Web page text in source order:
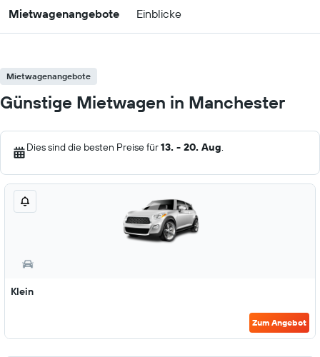
Mietwagenangebote Einblicke
Mietwagenangebote
Günstige Mietwagen in Manchester
Dies sind die besten Preise für13. - 20. Aug.
Klein
Zum Angebot